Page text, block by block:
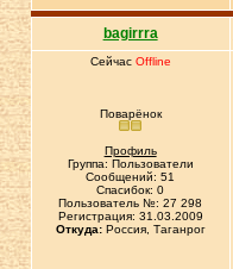
bagirrra
Сейчас Offline
Поварёнок
Профиль
Группа: Пользователи
Сообщений: 51
Спасибок: 0
Пользователь №: 27 298
Регистрация: 31.03.2009
Откуда:Россия, Таганрог